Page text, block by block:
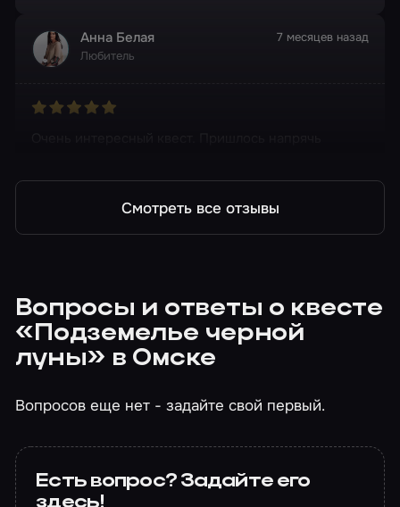
Анна Белая
Любитель
7 месяцев назад
Смотреть все отзывы
Вопросы и ответы о квесте
«Подземелье черной
луны» в Омске
Вопросов еще нет - задайте свой первый.
Есть вопрос? Задайте его
здесь!